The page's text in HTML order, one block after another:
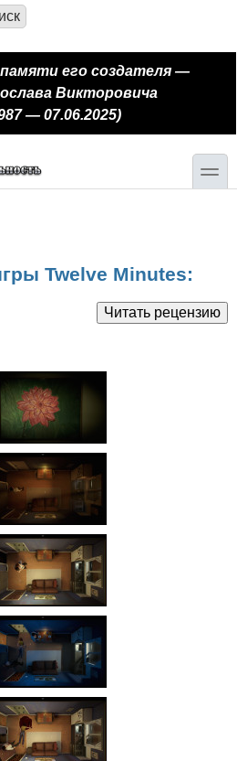
его создателя —
Викторовича
— 07.06.2025)
toggle
Twelve Minutes: